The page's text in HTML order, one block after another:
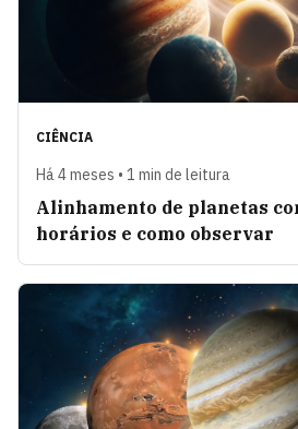
CIÊNCIA
Há 4 meses • 1 min de leitura
Alinhamento de planetas
horários e como observar